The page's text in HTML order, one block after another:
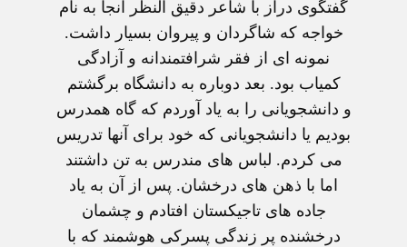
گفتگوی دراز با شاعر دقيق النظر آنجا به نام
خواجه که شاگردان و پيروان بسيار داشت.
نمونه ای از فقر شرافتمندانه و آزادگی
کمياب بود. بعد دوباره به دانشگاه برگشتم
و دانشجويانی را به ياد آوردم که گاه همدرس
بوديم يا دانشجويانی که خود برای آنها تدريس
می کردم. لباس های مندرس به تن داشتند
اما با ذهن های درخشان. پس از آن به ياد
جاده های تاجيکستان افتادم و چشمان
درخشنده پر زندگی پسرکی هوشمند که با